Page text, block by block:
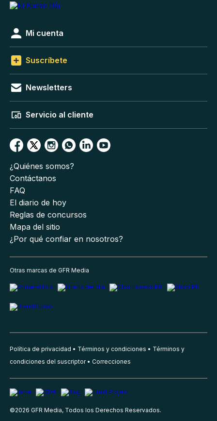
Mi cuenta
Suscríbete
Newsletters
Servicio al cliente
¿Quiénes somos?
Contáctanos
FAQ
El diario de hoy
Reglas de concursos
Mapa del sitio
¿Por qué confiar en nosotros?
Otras marcas de GFR Media
Política de privacidad Términos y condiciones
Términos y
condiciones del suscriptor
Correcciones
©2026 GFR Media, Todos los Derechos Reservados.